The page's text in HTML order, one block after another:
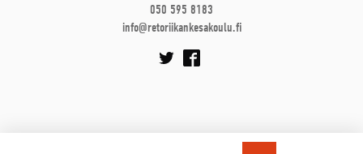
050 595 8183
info@retoriikankesakoulu.fi